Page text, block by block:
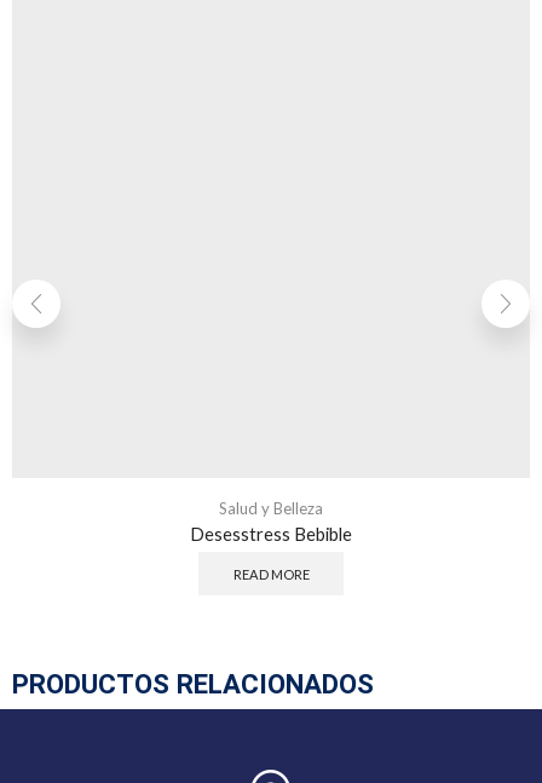
Salud y Belleza
Desesstress Bebible
READ MORE
PRODUCTOS RELACIONADOS